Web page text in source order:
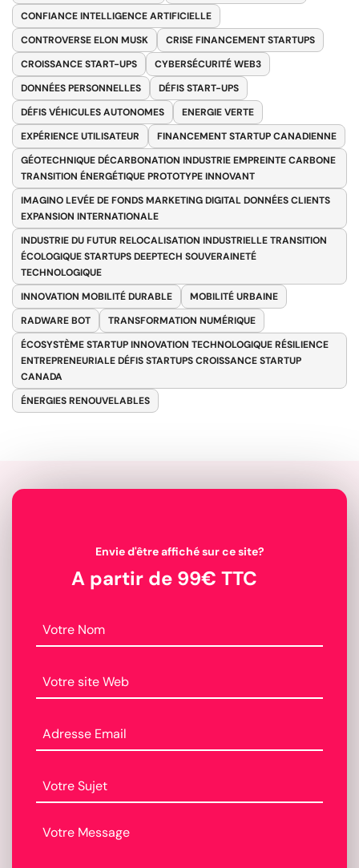
CONFIANCE INTELLIGENCE ARTIFICIELLE
CONTROVERSE ELON MUSK
CRISE FINANCEMENT STARTUPS
CROISSANCE START-UPS
CYBERSÉCURITÉ WEB3
DONNÉES PERSONNELLES
DÉFIS START-UPS
DÉFIS VÉHICULES AUTONOMES
ENERGIE VERTE
EXPÉRIENCE UTILISATEUR
FINANCEMENT STARTUP CANADIENNE
GÉOTECHNIQUE DÉCARBONATION INDUSTRIE EMPREINTE CARBONE
TRANSITION ÉNERGÉTIQUE PROTOTYPE INNOVANT
IMAGINO LEVÉE DE FONDS MARKETING DIGITAL DONNÉES CLIENTS
EXPANSION INTERNATIONALE
INDUSTRIE DU FUTUR RELOCALISATION INDUSTRIELLE TRANSITION
ÉCOLOGIQUE STARTUPS DEEPTECH SOUVERAINETÉ
TECHNOLOGIQUE
INNOVATION MOBILITÉ DURABLE
MOBILITÉ URBAINE
RADWARE BOT
TRANSFORMATION NUMÉRIQUE
ÉCOSYSTÈME STARTUP INNOVATION TECHNOLOGIQUE RÉSILIENCE
ENTREPRENEURIALE DÉFIS STARTUPS CROISSANCE STARTUP
CANADA
ÉNERGIES RENOUVELABLES
Envie d'être affiché sur ce site?
A partir de 99€ TTC